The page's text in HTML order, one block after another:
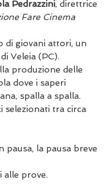
Pedrazzini, direttrice
Fare Cinema
di giovani attori, un
Veleia (PC).
produzione delle
dove i saperi
spalla a spalla.
selezionati tra circa
pausa, la pausa breve
fermarci alle prove.